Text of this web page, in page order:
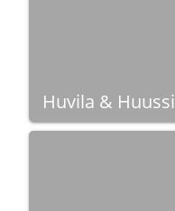
Huvila & Huussi